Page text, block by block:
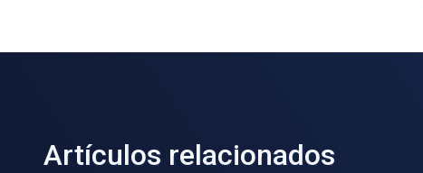
Artículos relacionados